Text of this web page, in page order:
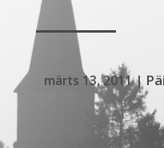
märts 13, 2011|